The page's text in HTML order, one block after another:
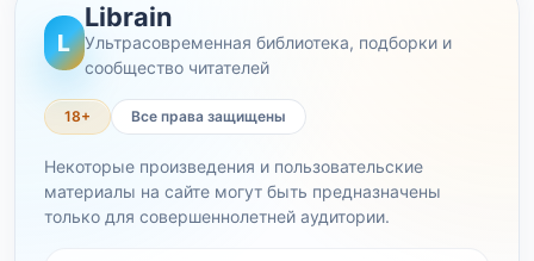
L
Librain
Ультрасовременная библиотека, подборки и
сообщество читателей
18+ Все права защищены
Некоторые произведения и пользовательские
материалы на сайте могут быть предназначены
только для совершеннолетней аудитории.